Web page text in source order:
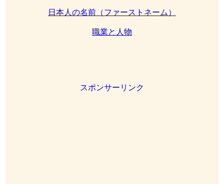
日本人の名前（ファーストネーム）
職業と人物
スポンサーリンク